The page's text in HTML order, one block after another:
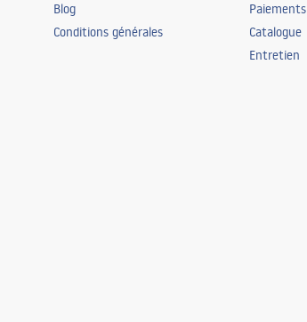
Blog
Conditions générales
Paiements
Catalogue
Entretien